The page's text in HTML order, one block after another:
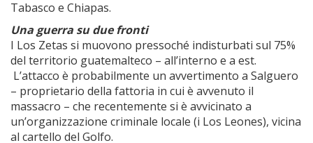
Tabasco e Chiapas.
Una guerra su due fronti
I Los Zetas si muovono pressoché indisturbati sul 75%
del territorio guatemalteco – all’interno e a est.
L’attacco è probabilmente un avvertimento a Salguero
– proprietario della fattoria in cui è avvenuto il
massacro – che recentemente si è avvicinato a
un’organizzazione criminale locale (i Los Leones), vicina
al cartello del Golfo.